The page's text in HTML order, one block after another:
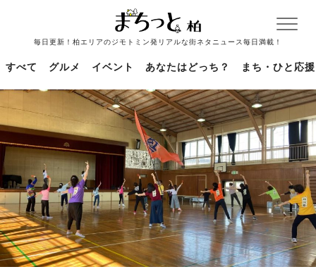
毎日更新！柏エリアのジモトミン発リアルな街ネタニュース毎日満載！
すべて グルメ イベント あなたはどっち？ まち・ひと応援